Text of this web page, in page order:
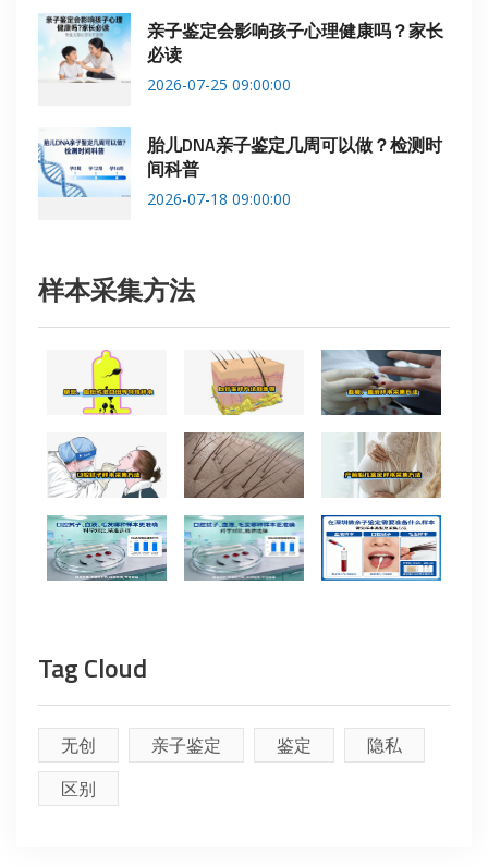
亲子鉴定会影响孩子心理健康吗？家长
必读
2026-07-25 09:00:00
胎儿DNA亲子鉴定几周可以做？检测时
间科普
2026-07-18 09:00:00
样本采集方法
Tag Cloud
无创 亲子鉴定 鉴定
隐私
区别